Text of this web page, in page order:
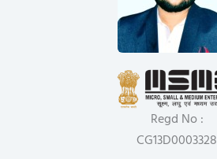
Regd No :
CG13D0003328